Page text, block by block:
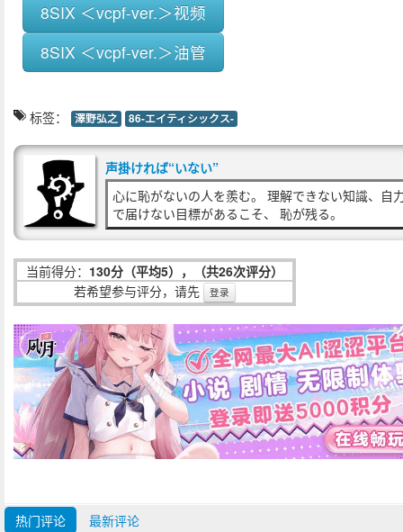
8SIX ＜vcpf-ver.＞视频
8SIX ＜vcpf-ver.＞油管
标签： 澤野弘之 86-エイティシックス-
声掛ければ“いない”
心に恥がないの人を羨む。 理解できない知識、自
で届けない目標があるこそ、 恥が残る。
当前得分： 130分（平均5），（共26次评分）
若希望参与评分，请先
登录
热门评论 最新评论